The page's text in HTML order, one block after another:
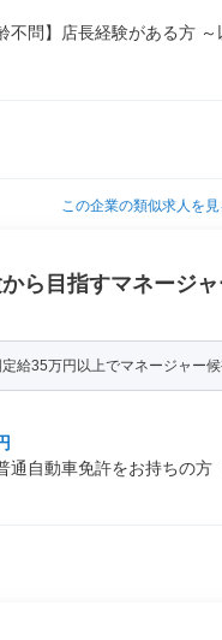
問】店長経験がある方 ～
この企業の類似求人を見
ら目指すマネージ
給35万円以上でマネージャー候
自動車免許をお持ちの方